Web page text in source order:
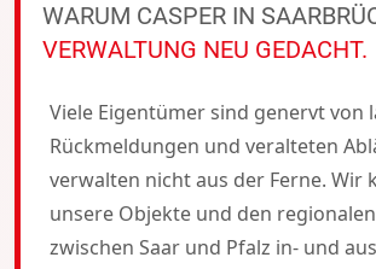
WARUM CASPER IN
VERWALTUNG NEU GEDACHT.
Viele Eigentümer sind genervt von
Rückmeldungen und veralteten
verwalten nicht aus der Ferne. Wir
unsere Objekte und den
zwischen Saar und Pfalz in- und